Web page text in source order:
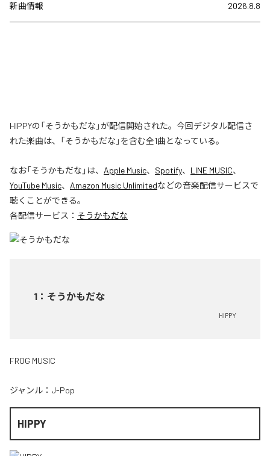
新曲情報 2026.8.8
HIPPYの「そうかもだな」が配信開始された。今回デジタル配信さ
れた楽曲は、「そうかもだな」を含む全1曲となっている。
なお「そうかもだな 」は、 Apple Music、 Spotify、 LINE MUSIC、
YouTube Music、 Amazon Music Unlimitedなどの音楽配信サービスで
聴くことができる。
各配信サービス： そうかもだな
1 ： そうかもだな
HIPPY
FROG MUSIC
ジャンル： J-Pop
HIPPY